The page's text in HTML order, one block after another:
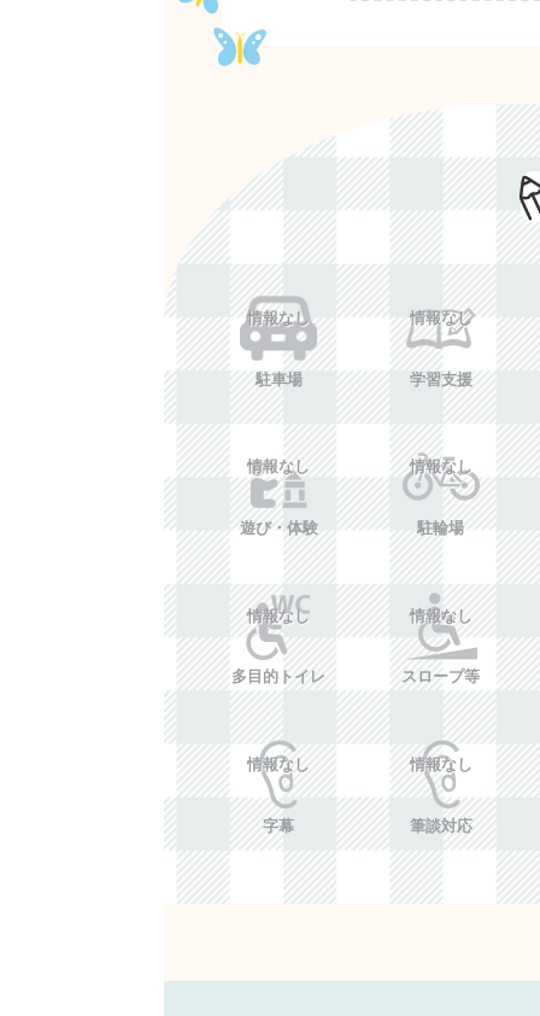
情報なし
駐車場
情報なし
学習支援
情報なし
遊び・体験
情報なし
駐輪場
情報なし
多目的トイレ
情報なし
スロープ等
情報なし
字幕
情報なし
筆談対応